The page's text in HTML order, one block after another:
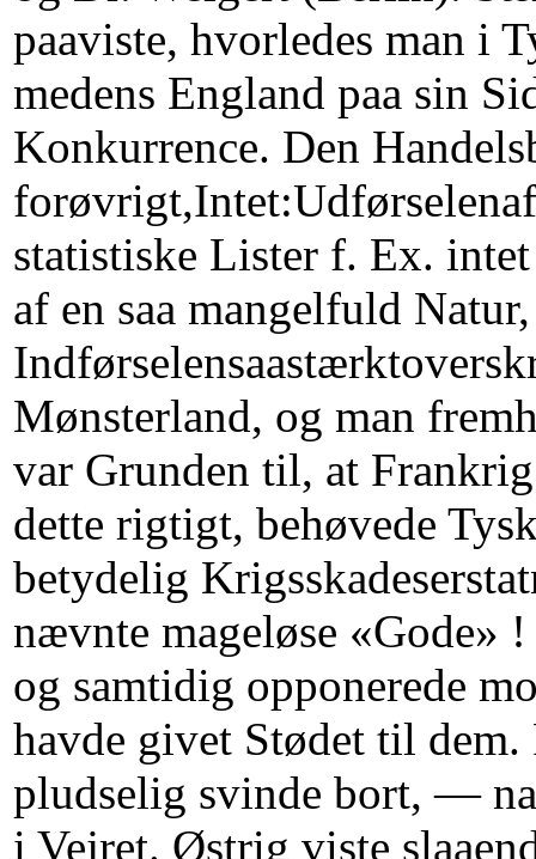
paaviste, hvorledes man i
medens England paa sin
Konkurrence. Den
statistiske Lister f. Ex.
af en saa mangelfuld
Mønsterland, og man
var Grunden til, at
dette rigtigt, behøvede
betydelig
nævnte mageløse «Gode»
og samtidig opponerede
havde givet Stødet til
pludselig svinde bort, —
i Vejret. Østrig viste